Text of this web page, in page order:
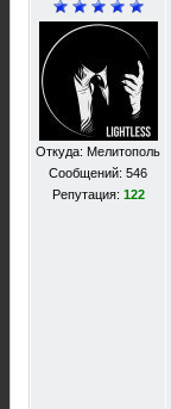
Откуда: Мелитополь
Сообщений: 546
Репутация: 122